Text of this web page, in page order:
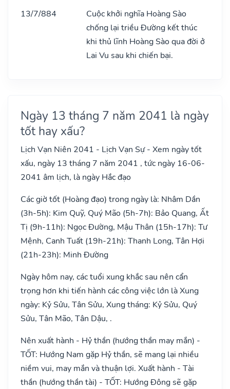
13/7/884
Cuộc khởi nghĩa Hoàng Sào
chống lại triều Đường kết thúc
khi thủ lĩnh Hoàng Sào qua đời ở
Lai Vu sau khi chiến bại.
Ngày 13 tháng 7 năm 2041 là ngày
tốt hay xấu?
Lịch Vạn Niên 2041 - Lịch Vạn Sự - Xem ngày tốt
xấu, ngày 13 tháng 7 năm 2041 , tức ngày 16-06-
2041 âm lịch, là ngày Hắc đạo
Các giờ tốt (Hoàng đạo) trong ngày là: Nhâm Dần
(3h-5h): Kim Quỹ, Quý Mão (5h-7h): Bảo Quang, Ất
Tị (9h-11h): Ngọc Đường, Mậu Thân (15h-17h): Tư
Mệnh, Canh Tuất (19h-21h): Thanh Long, Tân Hợi
(21h-23h): Minh Đường
Ngày hôm nay, các tuổi xung khắc sau nên cẩn
trọng hơn khi tiến hành các công việc lớn là Xung
ngày: Kỷ Sửu, Tân Sửu, Xung tháng: Kỷ Sửu, Quý
Sửu, Tân Mão, Tân Dậu, .
Nên xuất hành - Hỷ thần (hướng thần may mắn) -
TỐT: Hướng Nam gặp Hỷ thần, sẽ mang lại nhiều
niềm vui, may mắn và thuận lợi. Xuất hành - Tài
thần (hướng thần tài) - TỐT: Hướng Đông sẽ gặp